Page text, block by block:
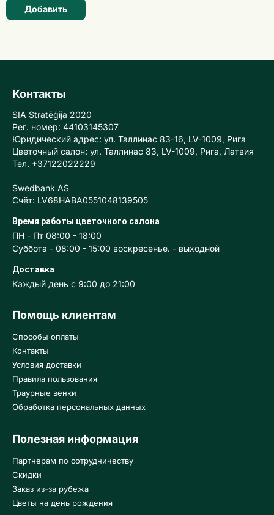
Добавить
Контакты
SIA Stratēģija 2020
Рег. номер: 44103145307
Юридический адрес: ул. Таллинас 83-16, LV-1009, Рига
Цветочный салон: ул. Таллинас 83, LV-1009, Рига, Латвия
Тел. +37122022229
Swedbank AS
Счёт: LV68HABA0551048139505
Время работы цветочного салона
ПН - Пт 08:00 - 18:00
Суббота - 08:00 - 15:00 воскресенье. - выходной
Доставка
Каждый день с 9:00 до 21:00
Помощь клиентам
Способы оплаты
Контакты
Условия доставки
Правила пользования
Траурные венки
Обработка персональных данных
Полезная информация
Партнерам по сотрудничеству
Скидки
Заказ из-за рубежа
Цветы на день рождения